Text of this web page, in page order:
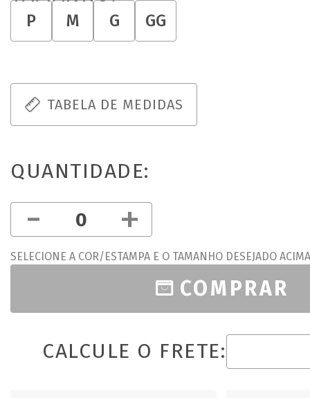
P M G GG
TABELA DE MEDIDAS
QUANTIDADE:
- +
SELECIONE A COR/ESTAMPA E O TAMANHO DESEJADO ACIMA
COMPRAR
CALCULE O FRETE: